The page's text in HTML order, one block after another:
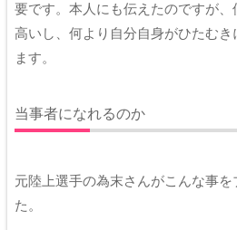
要です。本人にも伝えたのですが、
高いし、何より自分自身がひたむき
ます。
当事者になれるのか
元陸上選手の為末さんがこんな事
た。